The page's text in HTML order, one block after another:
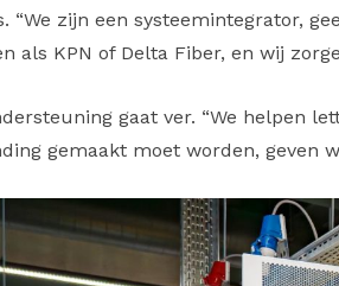
“We zijn een systeemintegrator,
als KPN of Delta Fiber, en wij
gaat ver. “We helpen
gemaakt moet worden, geven